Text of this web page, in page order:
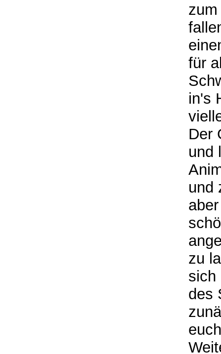
für
in's
Der
und
und
zu
sich
des